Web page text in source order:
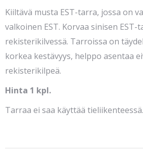
Kiiltävä musta EST-tarra, jossa on
valkoinen EST. Korvaa sinisen EST-
rekisterikilvessä. Tarroissa on
korkea kestävyys, helppo asentaa
rekisterikilpeä.
Hinta 1 kpl.
Tarraa ei saa käyttää tieliikenteessä.